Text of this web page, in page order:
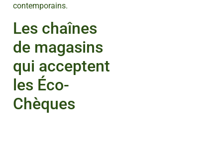
contemporains.
Les chaînes
de magasins
qui acceptent
les Éco-
Chèques